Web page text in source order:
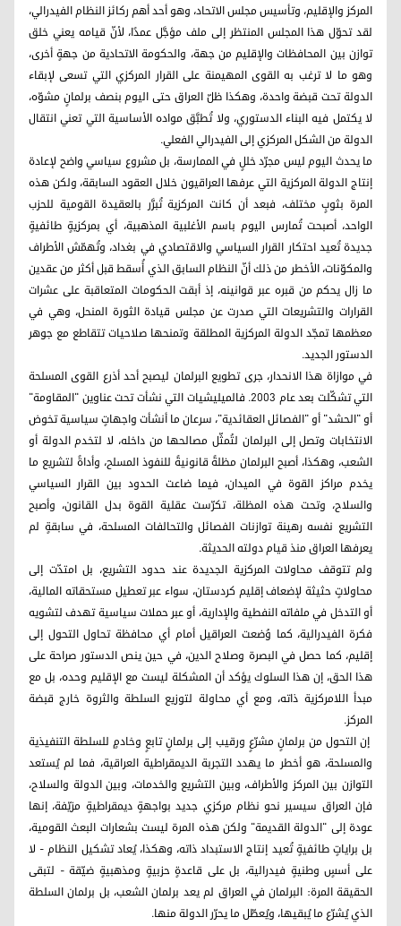
المركز والإقليم، وتأسيس مجلس الاتحاد، وهو أحد أهم ركائز النظام الفيدرالي،
لقد تحوّل هذا المجلس المنتظر إلى ملف مؤجَّل عمدًا، لأنّ قيامه يعني خلق
توازن بين المحافظات والإقليم من جهة، والحكومة الاتحادية من جهةٍ أخرى،
وهو ما لا ترغب به القوى المهيمنة على القرار المركزي التي تسعى لإبقاء
الدولة تحت قبضة واحدة، وهكذا ظلّ العراق حتى اليوم بنصف برلمانٍ مشوّه،
لا يكتمل فيه البناء الدستوري، ولا تُطبَّق مواده الأساسية التي تعني انتقال
الدولة من الشكل المركزي إلى الفيدرالي الفعلي.
ما يحدث اليوم ليس مجرّد خللٍ في الممارسة، بل مشروع سياسي واضح لإعادة
إنتاج الدولة المركزية التي عرفها العراقيون خلال العقود السابقة، ولكن هذه
المرة بثوبٍ مختلف، فبعد أن كانت المركزية تُبرَّر بالعقيدة القومية للحزب
الواحد، أصبحت تُمارس اليوم باسم الأغلبية المذهبية، أي بمركزيةٍ طائفيةٍ
جديدة تُعيد احتكار القرار السياسي والاقتصادي في بغداد، وتُهمّش الأطراف
والمكوّنات، الأخطر من ذلك أنّ النظام السابق الذي أُسقط قبل أكثر من عقدين
ما زال يحكم من قبره عبر قوانينه، إذ أبقت الحكومات المتعاقبة على عشرات
القرارات والتشريعات التي صدرت عن مجلس قيادة الثورة المنحل، وهي في
معظمها تمجّد الدولة المركزية المطلقة وتمنحها صلاحيات تتقاطع مع جوهر
الدستور الجديد.
في موازاة هذا الانحدار، جرى تطويع البرلمان ليصبح أحد أذرع القوى المسلحة
التي تشكّلت بعد عام 2003. فالميليشيات التي نشأت تحت عناوين "المقاومة"
أو "الحشد" أو "الفصائل العقائدية"، سرعان ما أنشأت واجهاتٍ سياسية تخوض
الانتخابات وتصل إلى البرلمان لتُمثّل مصالحها من داخله، لا لتخدم الدولة أو
الشعب، وهكذا، أصبح البرلمان مظلةً قانونيةً للنفوذ المسلح، وأداةً لتشريع ما
يخدم مراكز القوة في الميدان، فيما ضاعت الحدود بين القرار السياسي
والسلاح، وتحت هذه المظلة، تكرّست عقلية القوة بدل القانون، وأصبح
التشريع نفسه رهينة توازنات الفصائل والتحالفات المسلحة، في سابقةٍ لم
يعرفها العراق منذ قيام دولته الحديثة.
ولم تتوقف محاولات المركزية الجديدة عند حدود التشريع، بل امتدّت إلى
محاولاتٍ حثيثة لإضعاف إقليم كردستان، سواء عبر تعطيل مستحقاته المالية،
أو التدخل في ملفاته النفطية والإدارية، أو عبر حملات سياسية تهدف لتشويه
فكرة الفيدرالية، كما وُضعت العراقيل أمام أي محافظة تحاول التحول إلى
إقليم، كما حصل في البصرة وصلاح الدين، في حين ينص الدستور صراحة على
هذا الحق، إن هذا السلوك يؤكد أن المشكلة ليست مع الإقليم وحده، بل مع
مبدأ اللامركزية ذاته، ومع أي محاولة لتوزيع السلطة والثروة خارج قبضة
المركز.
إن التحول من برلمانٍ مشرّعٍ ورقيب إلى برلمانٍ تابعٍ وخادمٍ للسلطة التنفيذية
والمسلحة، هو أخطر ما يهدد التجربة الديمقراطية العراقية، فما لم يُستعد
التوازن بين المركز والأطراف، وبين التشريع والخدمات، وبين الدولة والسلاح،
فإن العراق سيسير نحو نظام مركزي جديد بواجهةٍ ديمقراطيةٍ مزيّفة، إنها
عودة إلى "الدولة القديمة" ولكن هذه المرة ليست بشعارات البعث القومية،
بل براياتٍ طائفيةٍ تُعيد إنتاج الاستبداد ذاته، وهكذا، يُعاد تشكيل النظام - لا
على أسسٍ وطنيةٍ فيدرالية، بل على قاعدةٍ حزبيةٍ ومذهبيةٍ ضيّقة - لتبقى
الحقيقة المرة: البرلمان في العراق لم يعد برلمان الشعب، بل برلمان السلطة
الذي يُشرّع ما يُبقيها، ويُعطّل ما يحرّر الدولة منها.